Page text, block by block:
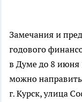
Замечания и
годового
в Думе до 8
можно
г. Курск, улица